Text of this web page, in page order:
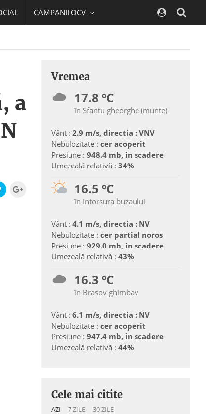
CAMPANII OCV
a
Vremea
17.8 ºC
în Sfantu gheorghe (munte)
Vânt : 2.9 m/s, directia : VNV
Nebulozitate : cer acoperit
Presiune : 948.4 mb, in scadere
Umezeală relativă : 34%
16.5 ºC
în Intorsura buzaului
Vânt : 4.1 m/s, directia : NV
Nebulozitate : cer partial noros
Presiune : 929.0 mb, in scadere
Umezeală relativă : 43%
16.3 ºC
în Brasov ghimbav
Vânt : 6.1 m/s, directia : NV
Nebulozitate : cer acoperit
Presiune : 947.4 mb, in scadere
Umezeală relativă : 44%
Cele mai citite
AZI 7 ZILE 30 ZILE